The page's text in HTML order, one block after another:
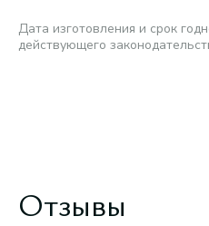
Дата изготовления и срок
действующего
Отзывы